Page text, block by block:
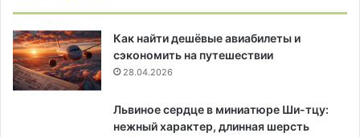
Как найти дешёвые авиабилеты и
сэкономить на путешествии
28.04.2026
Львиное сердце в миниатюре Ши-тцу:
нежный характер, длинная шерсть